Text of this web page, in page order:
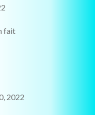
fait
2022